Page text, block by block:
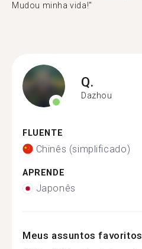
Mudou minha vida!"
Q.
Dazhou
FLUENTE
Chinês (simplificado)
APRENDE
Japonês
Meus assuntos favoritos